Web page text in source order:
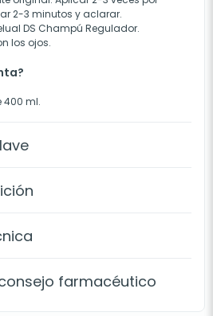
2-3 minutos y aclarar.
DS Champú Regulador.
los ojos.
400 ml.
farmacéutico